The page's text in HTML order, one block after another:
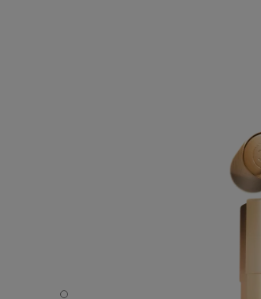
ROUGE ALLURE L'EXTRAIT –